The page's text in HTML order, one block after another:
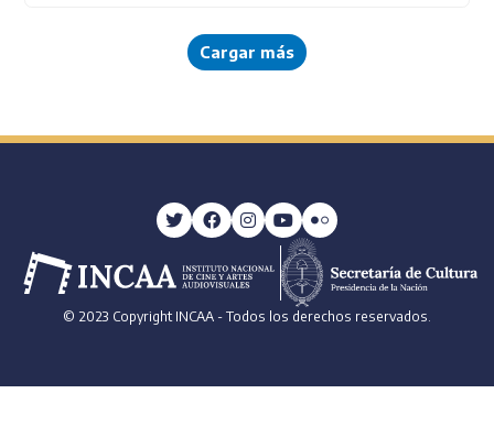
Cargar más
© 2023 Copyright INCAA - Todos los derechos reservados.